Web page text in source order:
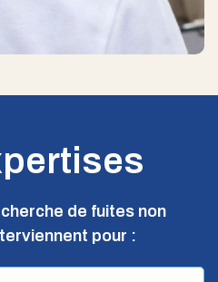
de fuites non
pour :